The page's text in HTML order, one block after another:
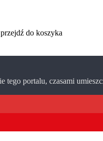
do koszyka
portalu, czasami